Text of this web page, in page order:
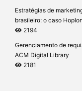
Estratégias de
brasileiro: o caso Hoplon
2194
Gerenciamento de
ACM Digital Library
2181